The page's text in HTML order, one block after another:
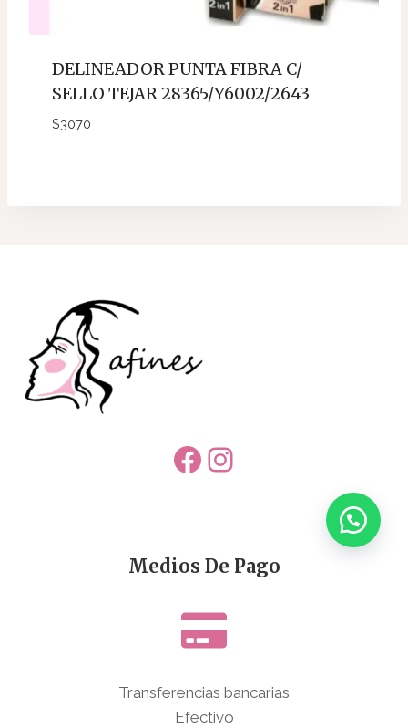
DELINEADOR PUNTA FIBRA C/
SELLO TEJAR 28365/Y6002/2643
$3070
Facebook
Instagram
Medios De Pago
Transferencias bancarias
Efectivo